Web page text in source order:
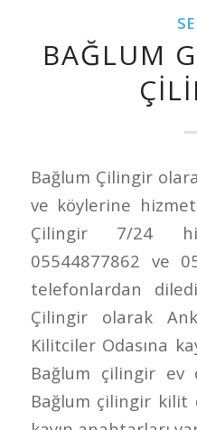
BAĞLUM
Bağlum Çilingir
ve köylerine
Çilingir 7/24
05544877862 ve
telefonlardan
Çilingir olarak
Kilitciler Odasına
Bağlum çilingir ev
Bağlum çilingir kilit